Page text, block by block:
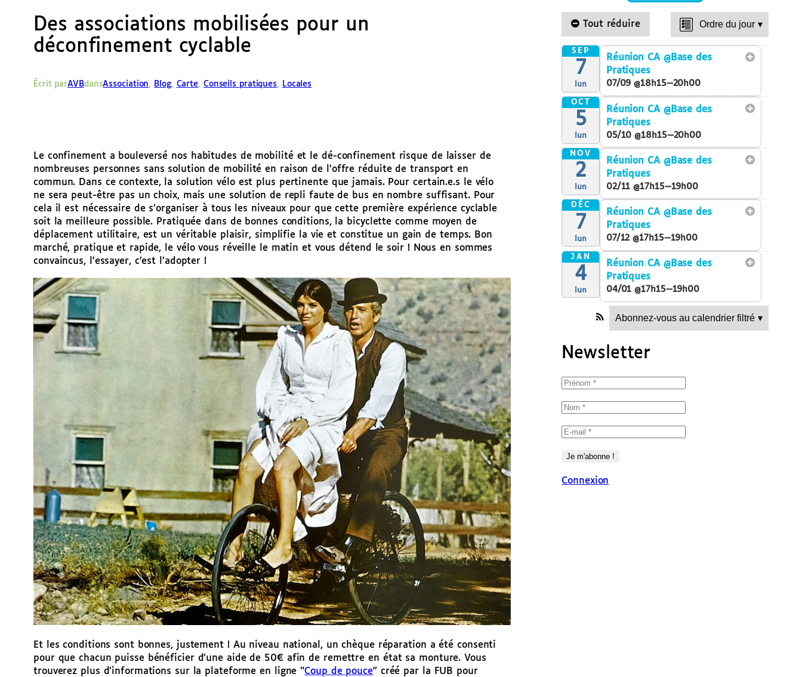
Des associations mobilisées pour un
déconfinement cyclable
Écrit parAVBdansAssociation, Blog, Carte, Conseils pratiques, Locales
Le confinement a bouleversé nos habitudes de mobilité et le dé-confinement risque de laisser de
nombreuses personnes sans solution de mobilité en raison de l’offre réduite de transport en
commun. Dans ce contexte, la solution vélo est plus pertinente que jamais. Pour certain.e.s le vélo
ne sera peut-être pas un choix, mais une solution de repli faute de bus en nombre suffisant. Pour
cela il est nécessaire de s’organiser à tous les niveaux pour que cette première expérience cyclable
soit la meilleure possible. Pratiquée dans de bonnes conditions, la bicyclette comme moyen de
déplacement utilitaire, est un véritable plaisir, simplifie la vie et constitue un gain de temps. Bon
marché, pratique et rapide, le vélo vous réveille le matin et vous détend le soir ! Nous en sommes
convaincus, l’essayer, c’est l’adopter !
Et les conditions sont bonnes, justement ! Au niveau national, un chèque réparation a été consenti
pour que chacun puisse bénéficier d’une aide de 50€ afin de remettre en état sa monture. Vous
trouverez plus d’informations sur la plateforme en ligne “Coup de pouce” créé par la FUB pour
Tout réduire Ordre du jour ▾
SEP
7
lun
Réunion CA @Base des
Pratiques
07/09 @18h15—20h00
OCT
5
lun
Réunion CA @Base des
Pratiques
05/10 @18h15—20h00
NOV
2
lun
Réunion CA @Base des
Pratiques
02/11 @17h15—19h00
DÉC
7
lun
Réunion CA @Base des
Pratiques
07/12 @17h15—19h00
JAN
4
lun
Réunion CA @Base des
Pratiques
04/01 @17h15—19h00
Abonnez-vous au calendrier filtré ▾
Newsletter
Connexion